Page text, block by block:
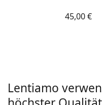
45,00 €
Lentiamo